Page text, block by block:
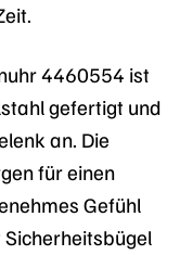
4460554 ist
gefertigt und
an. Die
für einen
Gefühl